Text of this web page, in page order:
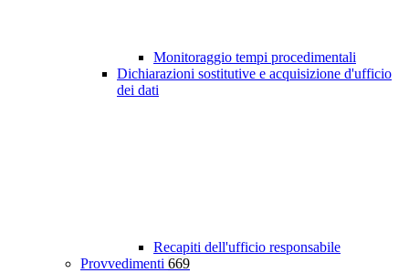
Monitoraggio tempi procedimentali
Dichiarazioni sostitutive e acquisizione d'ufficio
dei dati
Recapiti dell'ufficio responsabile
Provvedimenti 669